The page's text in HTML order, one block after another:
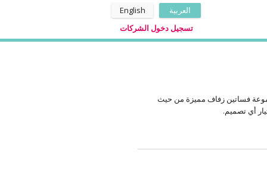
العربية
English
تسجيل دخول الشركات
فساتين زفاف مميزة من حيث
أي تصميم.